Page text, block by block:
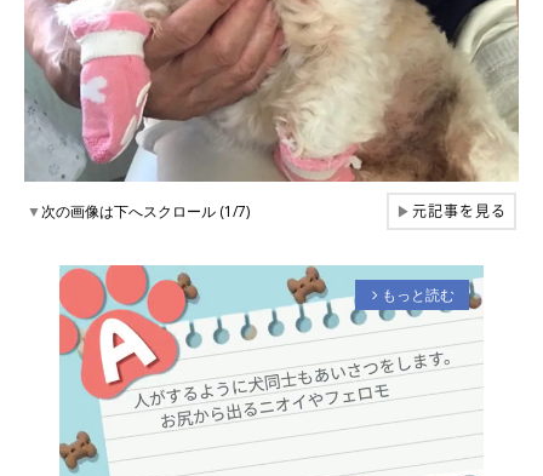
▼次の画像は下へスクロール (1/7) ▶元記事を見る
arrow_forward_ios もっと読む